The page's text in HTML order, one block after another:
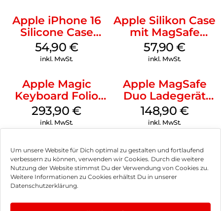
Um unsere Website für Dich optimal zu gestalten und fortlaufend
verbessern zu können, verwenden wir Cookies. Durch die weitere
Nutzung der Website stimmst Du der Verwendung von Cookies zu.
Weitere Informationen zu Cookies erhältst Du in unserer
Datenschutzerklärung.
Apple iPhone 16
Silicone Case
MagSafe Black
54,90 €
inkl. MwSt.
Apple Silikon Case
mit MagSafe
iPhone 14 Pro
(PRODUCT)RED
57,90€
inkl. MwSt.
Apple Magic
Keyboard Folio
iPad 10.9″ (10.Gen.)
Weiß
293,90€
inkl. MwSt.
Apple MagSafe
Duo Ladegerät
Weiß
148,90 €
inkl. MwSt.
Impressum